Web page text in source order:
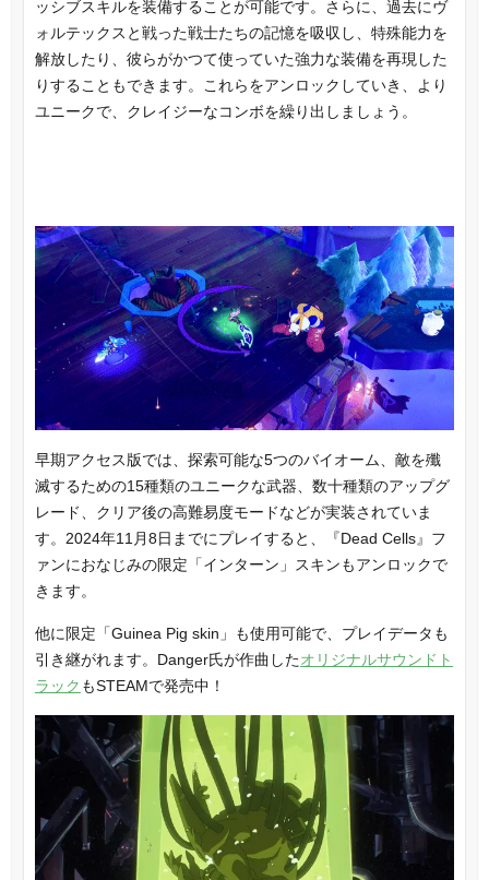
ッシブスキルを装備することが可能です。さらに、過去にヴ
ォルテックスと戦った戦士たちの記憶を吸収し、特殊能力を
解放したり、彼らがかつて使っていた強力な装備を再現した
りすることもできます。これらをアンロックしていき、より
ユニークで、クレイジーなコンボを繰り出しましょう。
早期アクセス版では、探索可能な5つのバイオーム、敵を殲
滅するための15種類のユニークな武器、数十種類のアップグ
レード、クリア後の高難易度モードなどが実装されていま
す。2024年11月8日までにプレイすると、『Dead Cells』フ
ァンにおなじみの限定「インターン」スキンもアンロックで
きます。
他に限定「Guinea Pig skin」も使用可能で、プレイデータも
引き継がれます。Danger氏が作曲したオリジナルサウンドト
ラック もSTEAMで発売中！